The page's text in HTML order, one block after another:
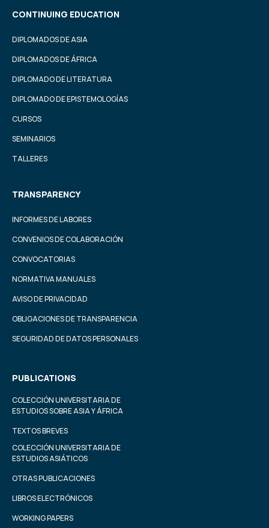
CONTINUING EDUCATION
DIPLOMADOS DE ASIA
DIPLOMADOS DE ÁFRICA
DIPLOMADO DE LITERATURA
DIPLOMADO DE EPISTEMOLOGÍAS
CURSOS
SEMINARIOS
TALLERES
TRANSPARENCY
INFORMES DE LABORES
CONVENIOS DE COLABORACIÓN
CONVOCATORIAS
NORMATIVA MANUALES
AVISO DE PRIVACIDAD
OBLIGACIONES DE TRANSPARENCIA
SEGURIDAD DE DATOS PERSONALES
PUBLICATIONS
COLECCIÓN UNIVERSITARIA DE
ESTUDIOS SOBRE ASIA Y ÁFRICA
TEXTOS BREVES
COLECCIÓN UNIVERSITARIA DE
ESTUDIOS ASIÁTICOS
OTRAS PUBLICACIONES
LIBROS ELECTRÓNICOS
WORKING PAPERS